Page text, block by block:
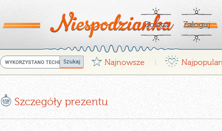
Dołącz Zaloguj
G Najnowsze ¤
E Szczegóły prezentu